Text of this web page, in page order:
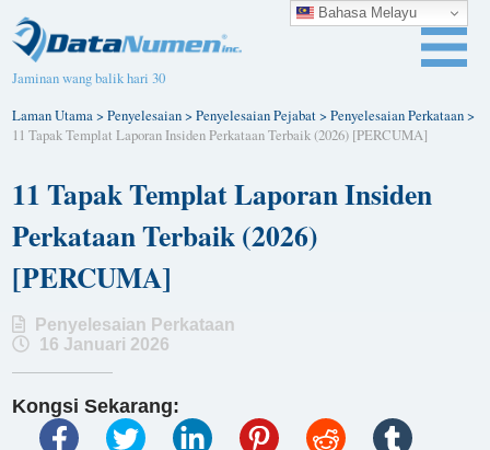
Jaminan wang balik hari 30
Laman Utama>Penyelesaian>Penyelesaian Pejabat>Penyelesaian Perkataan>
11 Tapak Templat Laporan Insiden Perkataan Terbaik (2026) [PERCUMA]
11 Tapak Templat Laporan Insiden
Perkataan Terbaik (2026)
[PERCUMA]
Penyelesaian Perkataan
16 Januari 2026
Kongsi Sekarang:
Bahasa Melayu